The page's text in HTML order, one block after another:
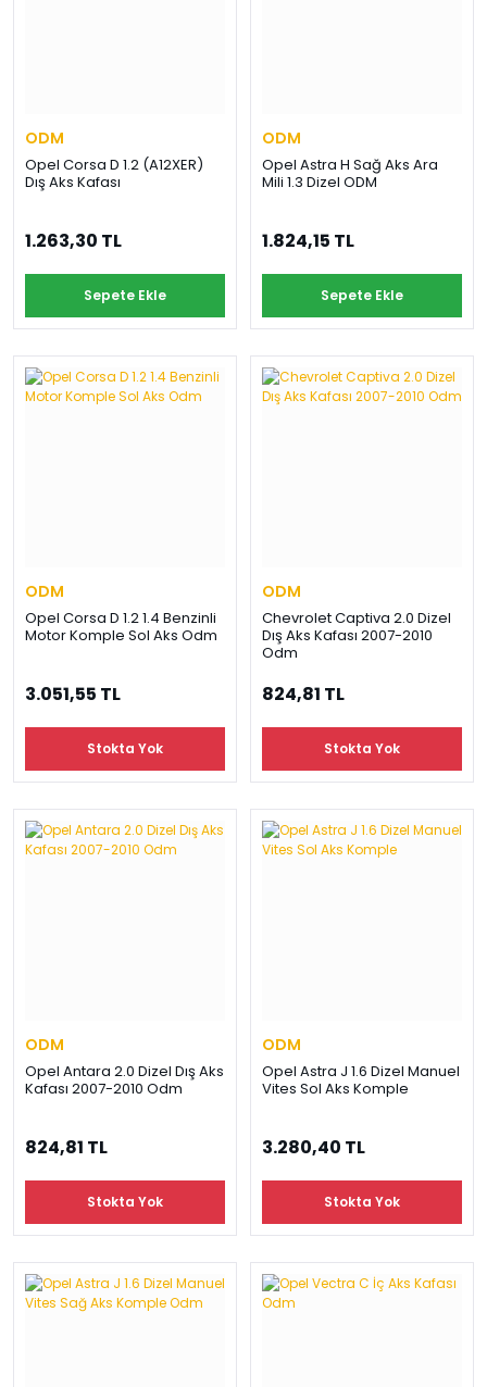
ODM
Opel Corsa D 1.2 (A12XER)
Dış Aks Kafası
1.263,30 TL
Sepete Ekle
ODM
Opel Astra H Sağ Aks Ara
Mili 1.3 Dizel ODM
1.824,15 TL
Sepete Ekle
ODM
Opel Corsa D 1.2 1.4 Benzinli
Motor Komple Sol Aks Odm
3.051,55 TL
Stokta Yok
ODM
Chevrolet Captiva 2.0 Dizel
Dış Aks Kafası 2007-2010
Odm
824,81 TL
Stokta Yok
ODM
Opel Antara 2.0 Dizel Dış Aks
Kafası 2007-2010 Odm
824,81 TL
Stokta Yok
ODM
Opel Astra J 1.6 Dizel Manuel
Vites Sol Aks Komple
3.280,40 TL
Stokta Yok